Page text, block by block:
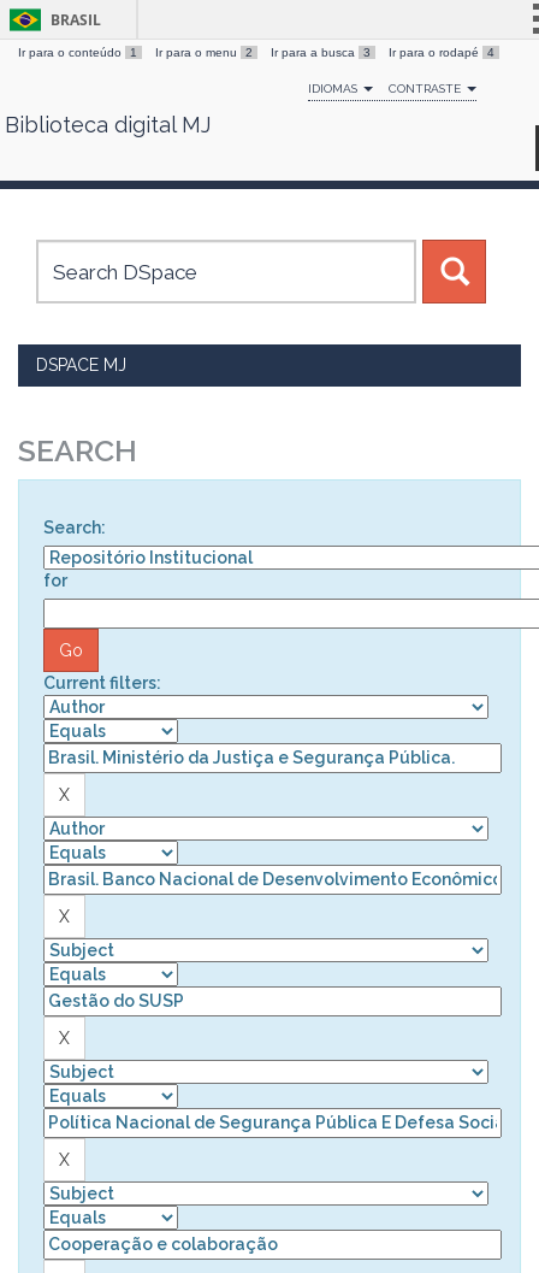
Skip
BRASIL
Simplifique!
Comunica BR
Canais
Ir para o conteúdo 1 Ir para o menu 2 Ir para a busca 3 Ir para o rodapé 4
IDIOMAS CONTRASTE
Biblioteca digital MJ
DSPACE MJ
SEARCH
Search:
for
Current filters: